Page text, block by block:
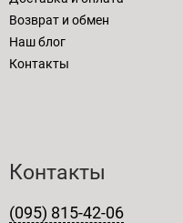
Возврат и обмен
Наш блог
Контакты
Контакты
(095) 815-42-06